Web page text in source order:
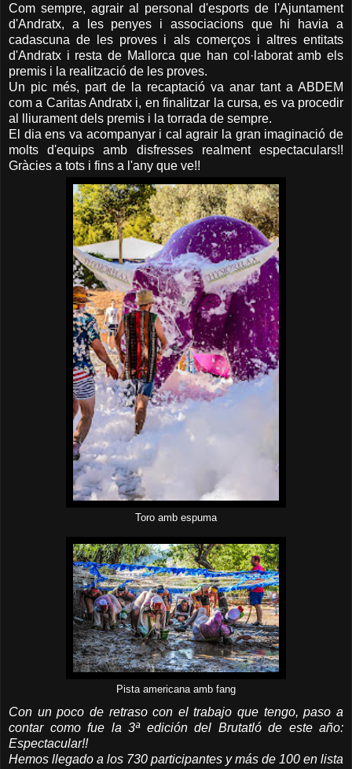
Com sempre, agrair al personal d'esports de l'Ajuntament
d'Andratx, a les penyes i associacions que hi havia a
cadascuna de les proves i als comerços i altres entitats
d'Andratx i resta de Mallorca que han col·laborat amb els
premis i la realització de les proves.
Un pic més, part de la recaptació va anar tant a ABDEM
com a Caritas Andratx i, en finalitzar la cursa, es va procedir
al lliurament dels premis i la torrada de sempre.
El dia ens va acompanyar i cal agrair la gran imaginació de
molts d'equips amb disfresses realment espectaculars!!
Gràcies a tots i fins a l'any que ve!!
Toro amb espuma
Pista americana amb fang
Con un poco de retraso con el trabajo que tengo, paso a
contar como fue la 3ª edición del Brutatló de este año:
Espectacular!!
Hemos llegado a los 730 participantes y más de 100 en lista